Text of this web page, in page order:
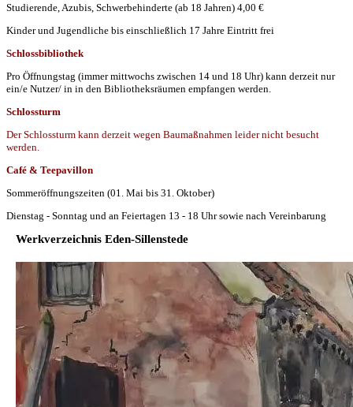
Studierende, Azubis, Schwerbehinderte (ab 18 Jahren) 4,00 €
Kinder und Jugendliche bis einschließlich 17 Jahre Eintritt frei
Schlossbibliothek
Pro Öffnungstag (immer mittwochs zwischen 14 und 18 Uhr) kann derzeit nur
ein/e Nutzer/ in in den Bibliotheksräumen empfangen werden.
Schlossturm
Der Schlossturm kann derzeit wegen Baumaßnahmen leider nicht besucht
werden.
Café & Teepavillon
Sommeröffnungszeiten (01. Mai bis 31. Oktober)
Dienstag - Sonntag und an Feiertagen 13 - 18 Uhr sowie nach Vereinbarung
Werkverzeichnis Eden-Sillenstede